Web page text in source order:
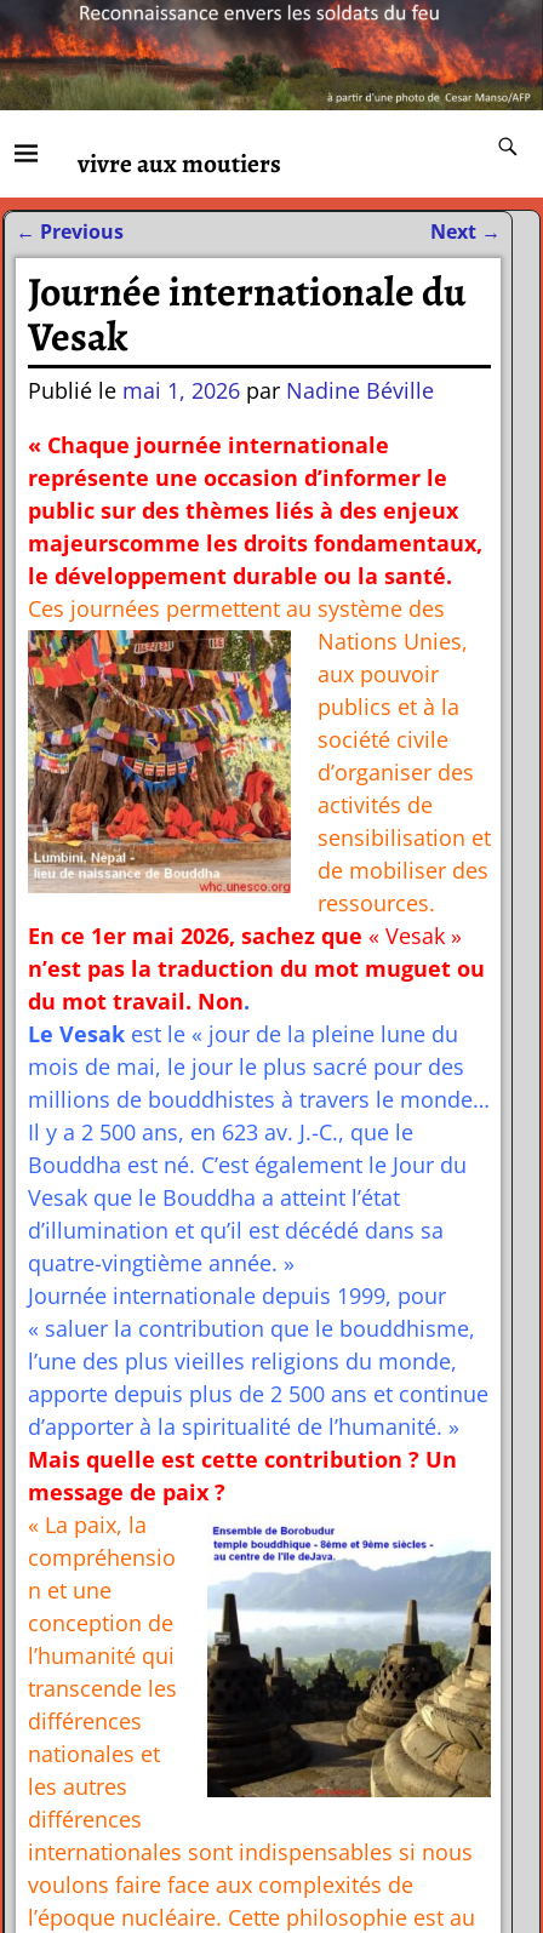
vivre aux moutiers
Navigation des articles
← Previous Next →
Journée internationale du
Vesak
Publié le mai 1, 2026 par Nadine Béville
« Chaque journée internationale
représente une occasion d’informer le
public sur des thèmes liés à des enjeux
majeurscomme les droits fondamentaux,
le développement durable ou la santé.
Ces journées permettent au système des
Nations Unies,
aux pouvoir
publics et à la
société civile
d’organiser des
activités de
sensibilisation et
de mobiliser des
ressources.
En ce 1er mai 2026, sachez que « Vesak »
n’est pas la traduction du mot muguet ou
du mot travail. Non.
Le Vesakest le « jour de la pleine lune du
mois de mai, le jour le plus sacré pour des
millions de bouddhistes à travers le monde…
Il y a 2 500 ans, en 623 av. J.-C., que le
Bouddha est né. C’est également le Jour du
Vesak que le Bouddha a atteint l’état
d’illumination et qu’il est décédé dans sa
quatre-vingtième année. »
Journée internationale depuis 1999, pour
« saluer la contribution que le bouddhisme,
l’une des plus vieilles religions du monde,
apporte depuis plus de 2 500 ans et continue
d’apporter à la spiritualité de l’humanité. »
Mais quelle est cette contribution ? Un
message de paix ?
« La paix, la
compréhensio
n et une
conception de
l’humanité qui
transcende les
différences
nationales et
les autres
différences
internationales sont indispensables si nous
voulons faire face aux complexités de
l’époque nucléaire. Cette philosophie est au